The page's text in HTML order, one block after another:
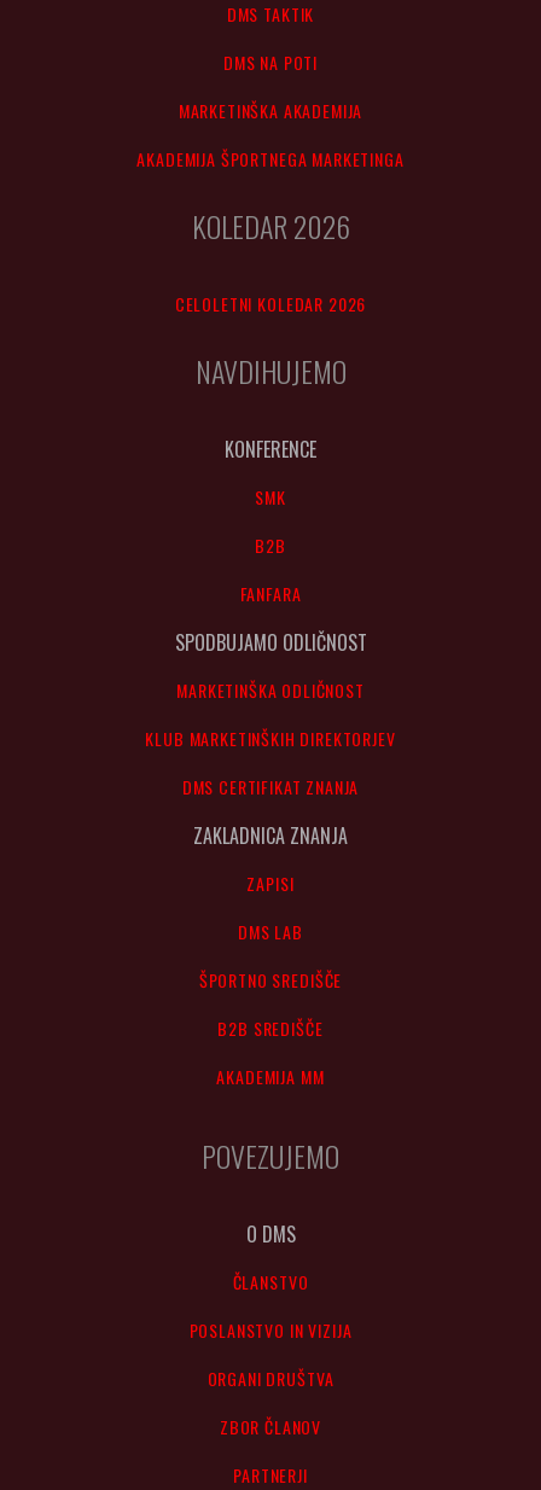
DMS TAKTIK
DMS NA POTI
MARKETINŠKA AKADEMIJA
AKADEMIJA ŠPORTNEGA MARKETINGA
KOLEDAR 2026
CELOLETNI KOLEDAR 2026
NAVDIHUJEMO
KONFERENCE
SMK
B2B
FANFARA
SPODBUJAMO ODLIČNOST
MARKETINŠKA ODLIČNOST
KLUB MARKETINŠKIH DIREKTORJEV
DMS CERTIFIKAT ZNANJA
ZAKLADNICA ZNANJA
ZAPISI
DMS LAB
ŠPORTNO SREDIŠČE
B2B SREDIŠČE
AKADEMIJA MM
POVEZUJEMO
O DMS
ČLANSTVO
POSLANSTVO IN VIZIJA
ORGANI DRUŠTVA
ZBOR ČLANOV
PARTNERJI